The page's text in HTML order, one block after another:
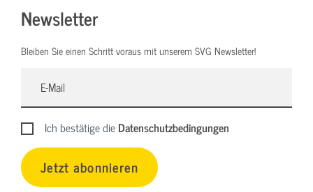
Newsletter
Bleiben Sie einen Schritt voraus mit unserem SVG Newsletter!
Ich bestätige dieDatenschutzbedingungen
Jetzt abonnieren